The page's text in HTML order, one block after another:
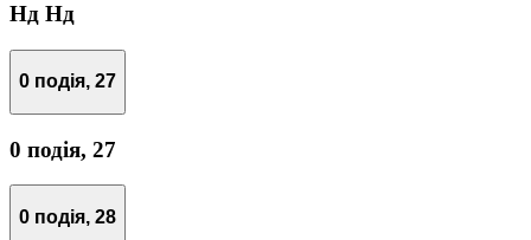
Нд Нд
0 подія, 27
0 подія, 27
0 подія, 28